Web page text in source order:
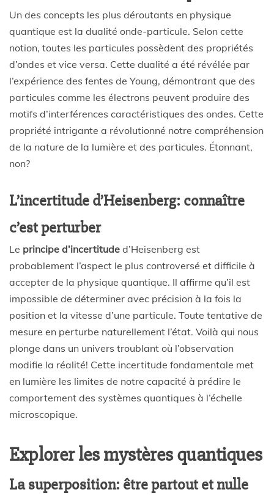
Un des concepts les plus déroutants en physique
quantique est la dualité onde-particule. Selon cette
notion, toutes les particules possèdent des propriétés
d’ondes et vice versa. Cette dualité a été révélée par
l’expérience des fentes de Young, démontrant que des
particules comme les électrons peuvent produire des
motifs d’interférences caractéristiques des ondes. Cette
propriété intrigante a révolutionné notre compréhension
de la nature de la lumière et des particules. Étonnant,
non?
L’incertitude d’Heisenberg: connaître
c’est perturber
Le principe d’incertitude d’Heisenberg est
probablement l’aspect le plus controversé et difficile à
accepter de la physique quantique. Il affirme qu’il est
impossible de déterminer avec précision à la fois la
position et la vitesse d’une particule. Toute tentative de
mesure en perturbe naturellement l’état. Voilà qui nous
plonge dans un univers troublant où l’observation
modifie la réalité! Cette incertitude fondamentale met
en lumière les limites de notre capacité à prédire le
comportement des systèmes quantiques à l’échelle
microscopique.
Explorer les mystères quantiques
La superposition: être partout et nulle